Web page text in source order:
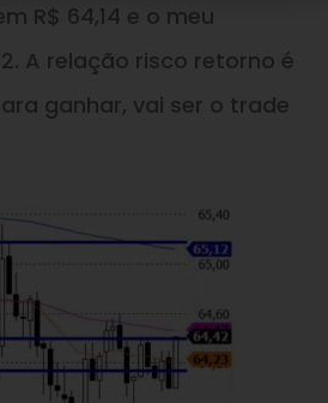
R$ 64,14 e o meu
A relação risco retorno é
ganhar, vai ser o trade